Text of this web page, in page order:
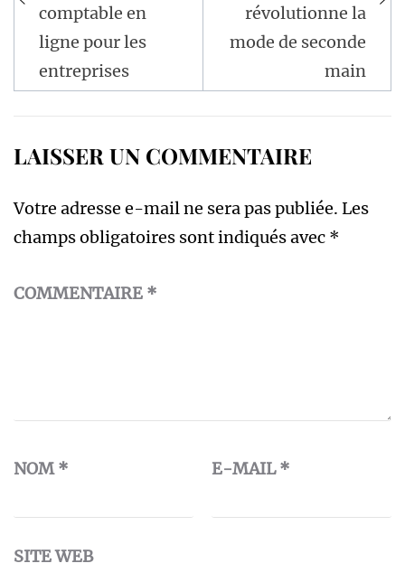
comptable en
ligne pour les
entreprises
révolutionne la
mode de seconde
main
LAISSER UN COMMENTAIRE
Votre adresse e-mail ne sera pas publiée. Les
champs obligatoires sont indiqués avec *
COMMENTAIRE *
NOM* E-MAIL*
SITE WEB